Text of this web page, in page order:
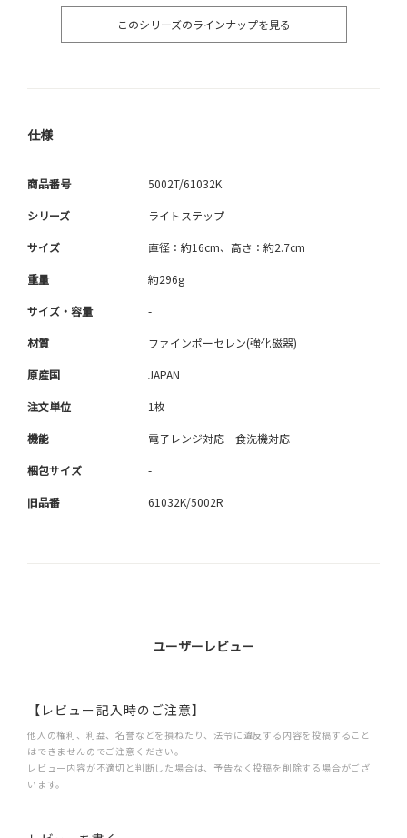
このシリーズのラインナップを見る
仕様
商品番号 5002T/61032K
シリーズ ライトステップ
サイズ 直径：約16cm、高さ：約2.7cm
重量 約296g
サイズ・容量 -
材質 ファインポーセレン(強化磁器)
原産国 JAPAN
注文単位 1枚
機能 電子レンジ対応 食洗機対応
梱包サイズ -
旧品番 61032K/5002R
ユーザーレビュー
【レビュー記入時のご注意】
他人の権利、利益、名誉などを損ねたり、法令に違反する内容を投稿すること
はできませんのでご注意ください。
レビュー内容が不適切と判断した場合は、予告なく投稿を削除する場合がござ
います。